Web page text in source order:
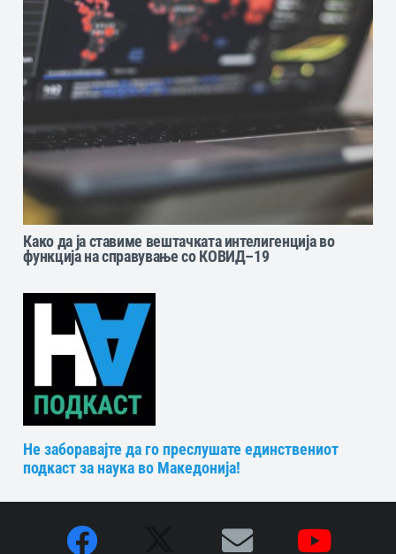
Како да ја ставиме вештачката интелигенција во
функција на справување со КОВИД–19
Не заборавајте да го преслушате единствениот
подкаст за наука во Македонија!